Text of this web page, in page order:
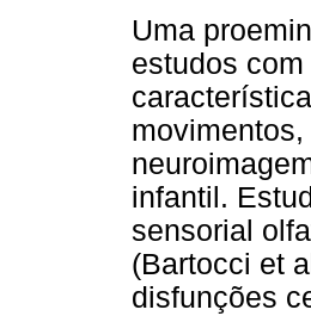
Uma
estudos
infantil.
sensorial
(Bartocci et
disfunções